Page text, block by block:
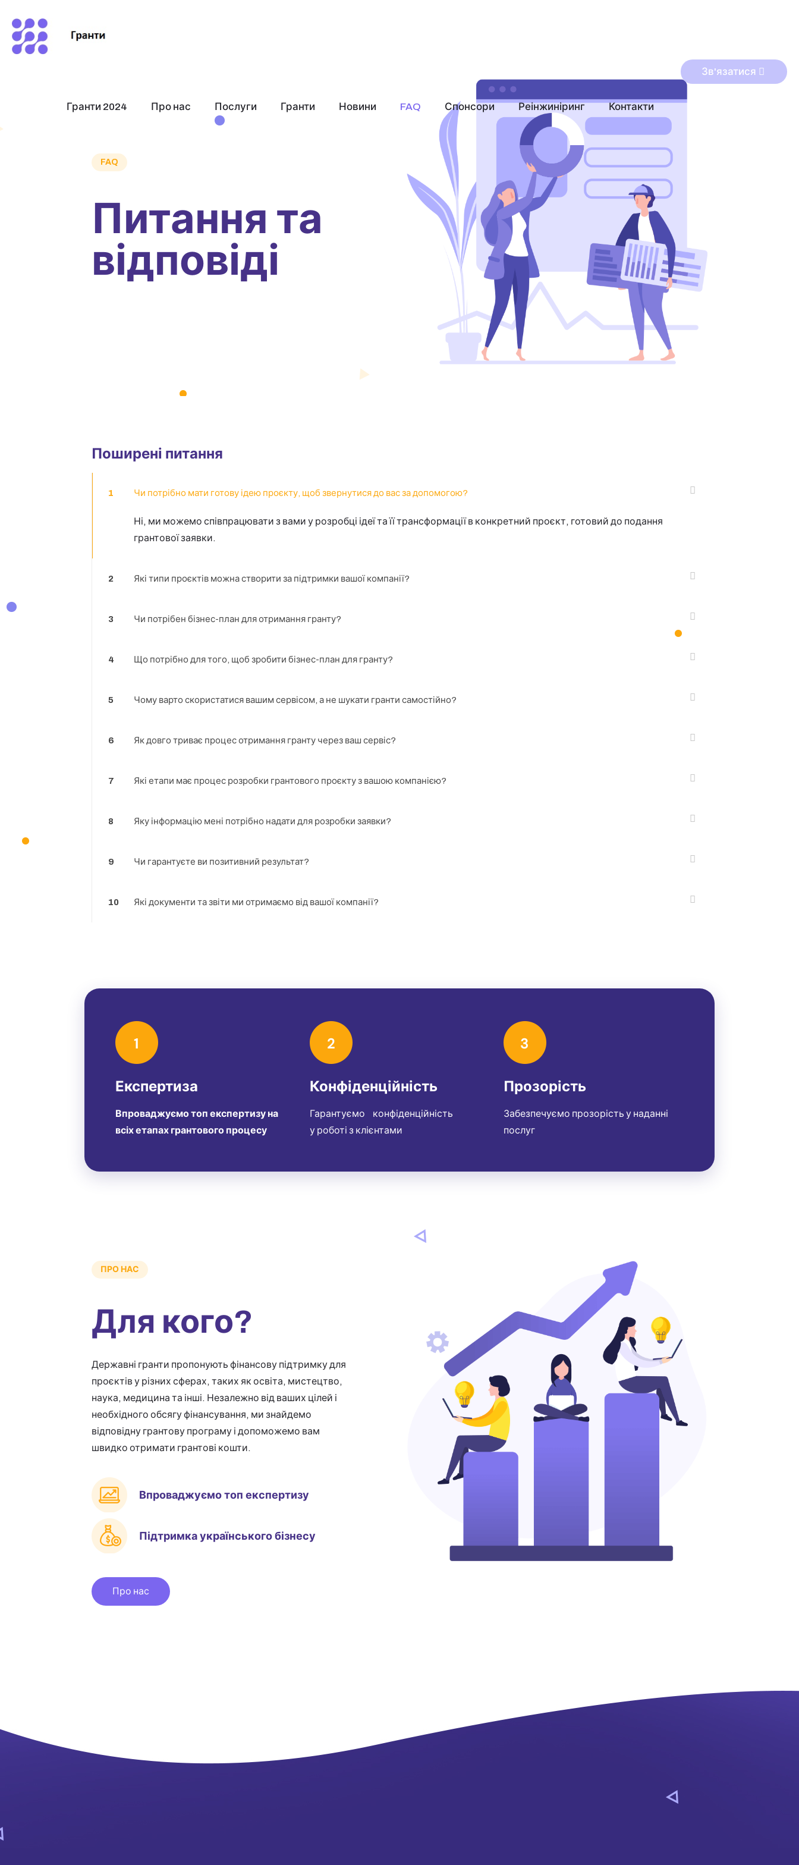
Гранти 2024 Про нас Послуги Гранти Новини FAQ Спонсори Реінжиніринг Контакти
Зв'язатися
FAQ
Питання та
відповіді
Поширені питання
1 Чи потрібно мати готову ідею проєкту, щоб звернутися до вас за допомогою?
Ні, ми можемо співпрацювати з вами у розробці ідеї та її трансформації в конкретний проєкт, готовий до подання
грантової заявки.
2 Які типи проєктів можна створити за підтримки вашої компанії?
3 Чи потрібен бізнес-план для отримання гранту?
4 Що потрібно для того, щоб зробити бізнес-план для гранту?
5 Чому варто скористатися вашим сервісом, а не шукати гранти самостійно?
6 Як довго триває процес отримання гранту через ваш сервіс?
7 Які етапи має процес розробки грантового проєкту з вашою компанією?
8 Яку інформацію мені потрібно надати для розробки заявки?
9 Чи гарантуєте ви позитивний результат?
10 Які документи та звіти ми отримаємо від вашої компанії?
Експертиза
Впроваджуємо топ експертизу на
всіх етапах грантового процесу
Конфіденційність
Гарантуємо конфіденційність
у роботі з клієнтами
Прозорість
Забезпечуємо прозорість у наданні
послуг
ПРО НАС
Для кого?
Державні гранти пропонують фінансову підтримку для
проєктів у різних сферах, таких як освіта, мистецтво,
наука, медицина та інші. Незалежно від ваших цілей і
необхідного обсягу фінансування, ми знайдемо
відповідну грантову програму і допоможемо вам
швидко отримати грантові кошти.
Впроваджуємо топ експертизу
Підтримка українського бізнесу
Про нас